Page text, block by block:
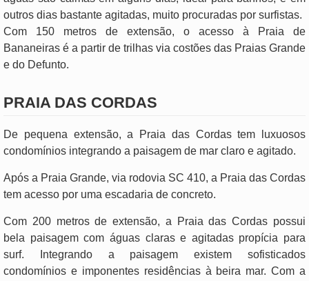
outros dias bastante agitadas, muito procuradas por surfistas.
Com 150 metros de extensão, o acesso à Praia de
Bananeiras é a partir de trilhas via costões das Praias Grande
e do Defunto.
PRAIA DAS CORDAS
De pequena extensão, a Praia das Cordas tem luxuosos
condomínios integrando a paisagem de mar claro e agitado.
Após a Praia Grande, via rodovia SC 410, a Praia das Cordas
tem acesso por uma escadaria de concreto.
Com 200 metros de extensão, a Praia das Cordas possui
bela paisagem com águas claras e agitadas propícia para
surf. Integrando a paisagem existem sofisticados
condomínios e imponentes residências à beira mar. Com a